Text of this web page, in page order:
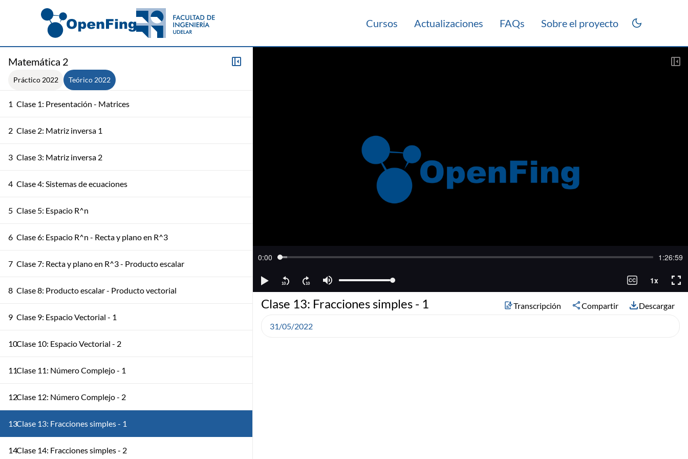
Cursos Actualizaciones FAQs Sobre el proyecto
Matemática 2
Práctico 2022 Teórico 2022
1 Clase 1: Presentación - Matrices
2 Clase 2: Matriz inversa 1
3 Clase 3: Matriz inversa 2
4 Clase 4: Sistemas de ecuaciones
5 Clase 5: Espacio R^n
6 Clase 6: Espacio R^n - Recta y plano en R^3
7 Clase 7: Recta y plano en R^3 - Producto escalar
8 Clase 8: Producto escalar - Producto vectorial
9 Clase 9: Espacio Vectorial - 1
10Clase 10: Espacio Vectorial - 2
11Clase 11: Número Complejo - 1
12Clase 12: Número Complejo - 2
13Clase 13: Fracciones simples - 1
14Clase 14: Fracciones simples - 2
Clase 13: Fracciones simples - 1 Transcripción Compartir Descargar
31/05/2022